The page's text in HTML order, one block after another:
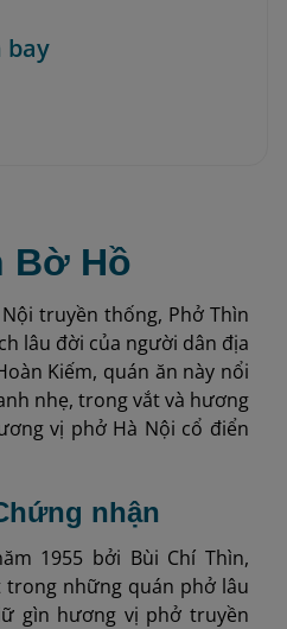
bay
Bờ Hồ
truyền thống, Phở Thìn
lâu đời của người dân địa
Kiếm, quán ăn này nổi
nhẹ, trong vắt và hương
vị phở Hà Nội cổ điển
nhận
1955 bởi Bùi Chí Thìn,
trong những quán phở lâu
gìn hương vị phở truyền